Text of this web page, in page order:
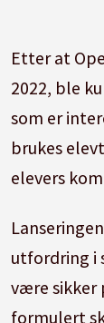
Etter at
2022, ble
som er
brukes
elevers
utfordring i
være sikker
formulert